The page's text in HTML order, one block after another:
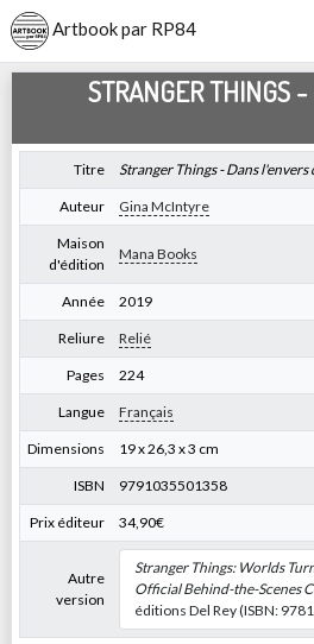
Artbook par RP84
STRANGER THINGS
Titre Stranger Things - Dans l'envers
Auteur Gina McIntyre
Maison
d'édition
Mana Books
Année 2019
Reliure Relié
Pages 224
Langue Français
Dimensions 19 x 26,3 x 3 cm
ISBN 9791035501358
Prix éditeur 34,90€
Autre
version
Stranger Things: Worlds
Official Behind-the-Scenes
éditions Del Rey (ISBN: